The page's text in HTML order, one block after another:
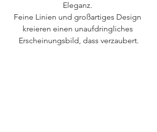
Eleganz.
Feine Linien und großartiges Design
kreieren einen unaufdringliches
Erscheinungsbild, dass verzaubert.